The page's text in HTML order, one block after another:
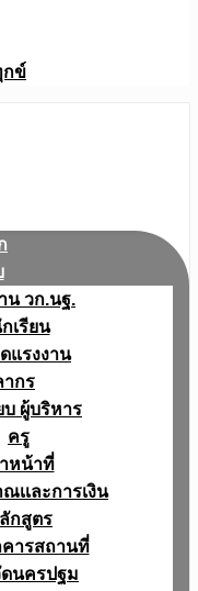
กข์
น วก.นฐ.
เรียน
แรงงาน
กร
บ ผู้บริหาร
ครู
าหน้าที่
เเละการเงิน
กสูตร
ารสถานที่
นครปฐม